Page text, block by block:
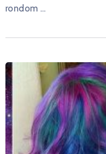
rondom …